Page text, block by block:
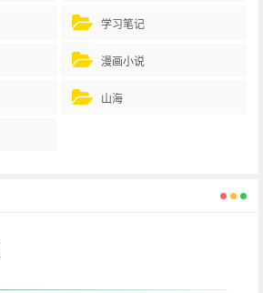
学习笔记
漫画小说
山海